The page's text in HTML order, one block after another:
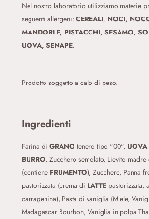
Nel nostro laboratorio utilizziamo materie
seguenti allergeni: CEREALI, NOCI,
MANDORLE, PISTACCHI, SESAMO,
UOVA, SENAPE.
Prodotto soggetto a calo di peso.
Ingredienti
Farina di GRANO tenero tipo "00", UOVA
BURRO, Zucchero semolato, Lievito
(contiene FRUMENTO), Zucchero, Panna
pastorizzata (crema di LATTEpastorizzata,
carragenina), Pasta di vaniglia (Miele,
Madagascar Bourbon, Vaniglia in polpa